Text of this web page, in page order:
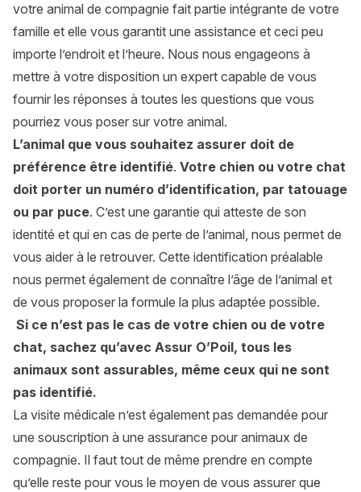
votre animal de compagnie fait partie intégrante de votre
famille et elle vous garantit une assistance et ceci peu
importe l’endroit et l’heure. Nous nous engageons à
mettre à votre disposition un expert capable de vous
fournir les réponses à toutes les questions que vous
pourriez vous poser sur votre animal.
L’animal que vous souhaitez assurer doit de
préférence être identifié. Votre chien ou votre chat
doit porter un numéro d’identification, par tatouage
ou par puce. C’est une garantie qui atteste de son
identité et qui en cas de perte de l’animal, nous permet de
vous aider à le retrouver. Cette identification préalable
nous permet également de connaître l’âge de l’animal et
de vous proposer la formule la plus adaptée possible.
Si ce n’est pas le cas de votre chien ou de votre
chat, sachez qu’avec Assur O’Poil, tous les
animaux sont assurables, même ceux qui ne sont
pas identifié.
La visite médicale n’est également pas demandée pour
une souscription à une assurance pour animaux de
compagnie. Il faut tout de même prendre en compte
qu’elle reste pour vous le moyen de vous assurer que